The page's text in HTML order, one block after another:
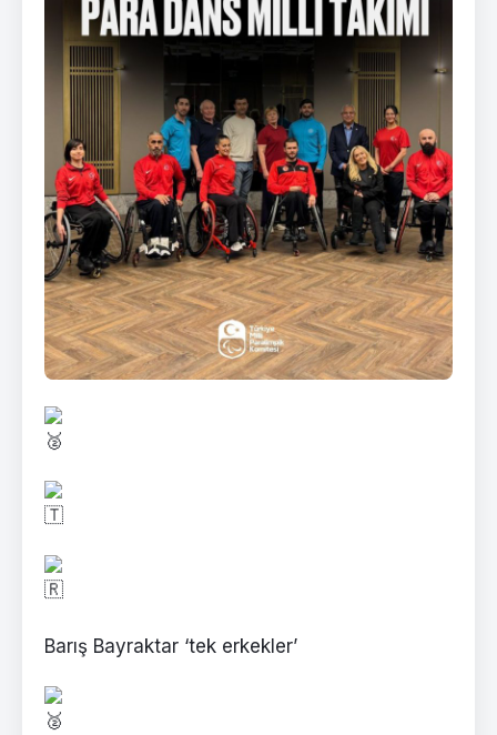
Barış Bayraktar ‘tek erkekler’